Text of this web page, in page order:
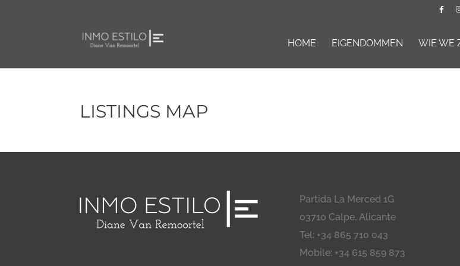
HOME EIGENDOMMEN WIE WE
LISTINGS MAP
Partida La Merced 1G
03710 Calpe, Alicante
Tel: +34 865 710 043
Mobile: +34 615 859 873